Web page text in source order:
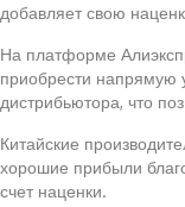
добавляет свою
На платформе
приобрести напрямую
дистрибьютора, что
Китайские
хорошие прибыли
счет наценки.